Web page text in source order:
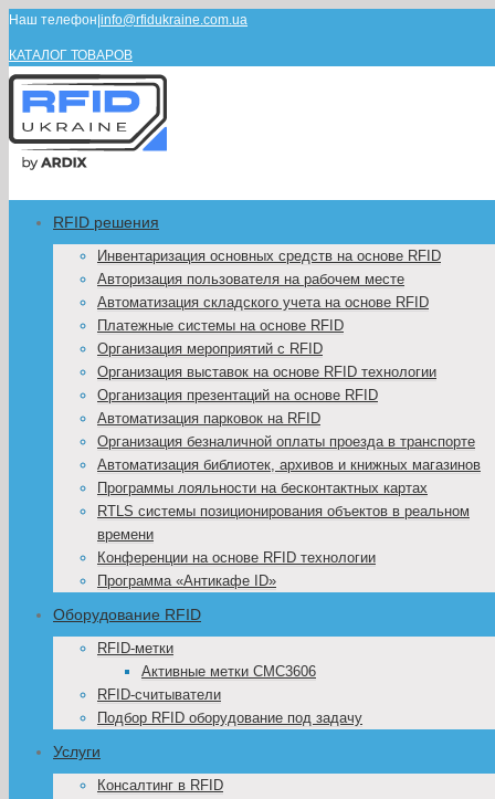
Наш телефон info@rfidukraine.com.ua
КАТАЛОГ ТОВАРОВ
RFID решения
Инвентаризация основных средств на основе RFID
Авторизация пользователя на рабочем месте
Автоматизация складского учета на основе RFID
Платежные системы на основе RFID
Организация мероприятий с RFID
Организация выставок на основе RFID технологии
Организация презентаций на основе RFID
Автоматизация парковок на RFID
Организация безналичной оплаты проезда в транспорте
Автоматизация библиотек, архивов и книжных магазинов
Программы лояльности на бесконтактных картах
RTLS системы позиционирования объектов в реальном
времени
Конференции на основе RFID технологии
Программа «Антикафе ID»
Оборудование RFID
RFID-метки
Активные метки CMC3606
RFID-считыватели
Подбор RFID оборудование под задачу
Услуги
Консалтинг в RFID